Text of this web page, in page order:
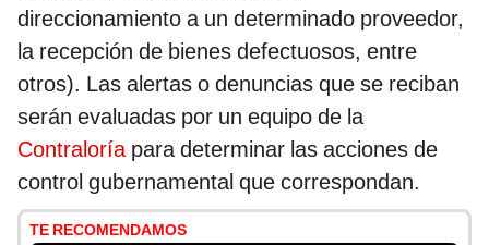
direccionamiento a un determinado proveedor,
la recepción de bienes defectuosos, entre
otros). Las alertas o denuncias que se reciban
serán evaluadas por un equipo de la
Contraloríapara determinar las acciones de
control gubernamental que correspondan.
TE RECOMENDAMOS